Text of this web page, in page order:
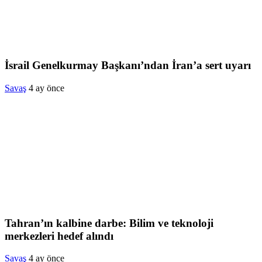
İsrail Genelkurmay Başkanı’ndan İran’a sert uyarı
Savaş 4 ay önce
Tahran’ın kalbine darbe: Bilim ve teknoloji
merkezleri hedef alındı
Savaş 4 ay önce